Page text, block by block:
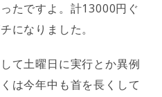
たですよ。計13000円ぐ
になりました。
て土曜日に実行とか異例
は今年中も首を長くして